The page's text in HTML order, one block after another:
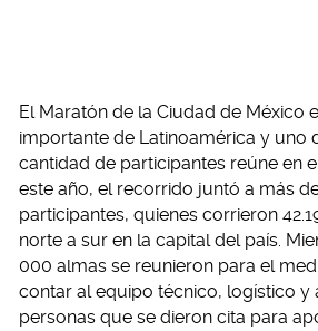
El Maratón de la Ciudad de México
importante de Latinoamérica y uno
cantidad de participantes reúne en
este año, el recorrido juntó a más
participantes, quienes corrieron
norte a sur en la capital del país.
000 almas se reunieron para el
contar al equipo técnico, logístico y
personas que se dieron cita para